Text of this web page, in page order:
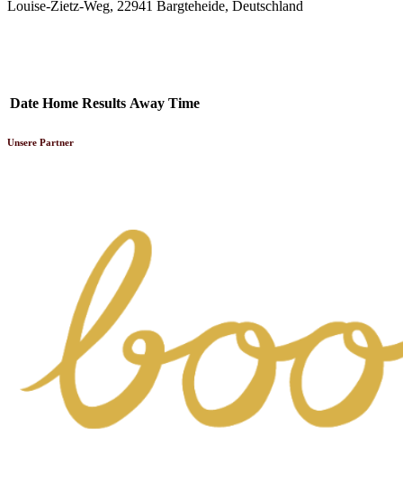
Louise-Zietz-Weg, 22941 Bargteheide, Deutschland
Date Home Results Away Time
Unsere Partner